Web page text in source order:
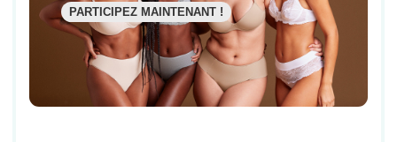
PARTICIPEZ MAINTENANT !